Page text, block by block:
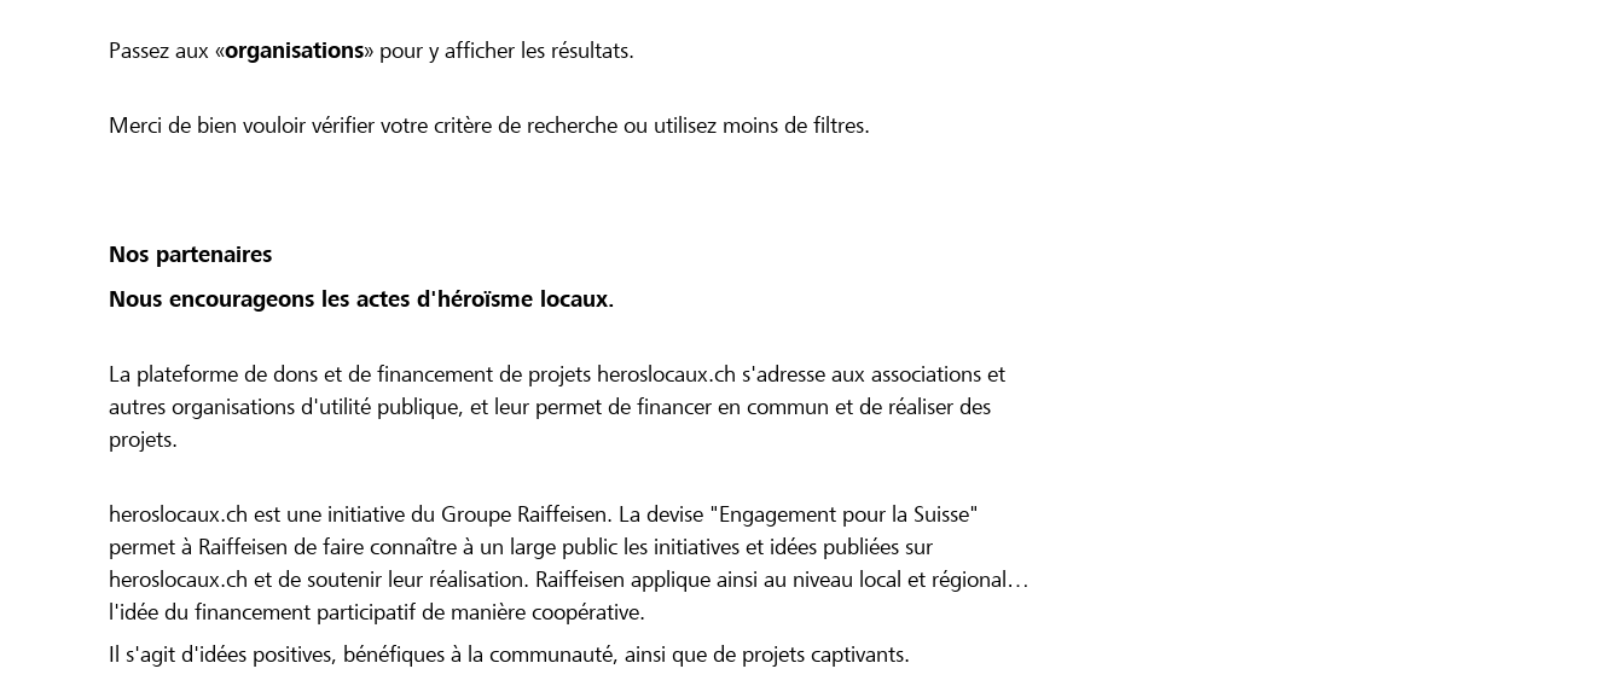
Passez aux «organisations» pour y afficher les résultats.
Merci de bien vouloir vérifier votre critère de recherche ou utilisez moins de filtres.
Nos partenaires
Nous encourageons les actes d'héroïsme locaux.
La plateforme de dons et de financement de projets heroslocaux.ch s'adresse aux associations et
autres organisations d'utilité publique, et leur permet de financer en commun et de réaliser des
projets.
heroslocaux.ch est une initiative du Groupe Raiffeisen. La devise "Engagement pour la Suisse"
permet à Raiffeisen de faire connaître à un large public les initiatives et idées publiées sur
heroslocaux.ch et de soutenir leur réalisation. Raiffeisen applique ainsi au niveau local et régional
l'idée du financement participatif de manière coopérative.
Il s'agit d'idées positives, bénéfiques à la communauté, ainsi que de projets captivants.